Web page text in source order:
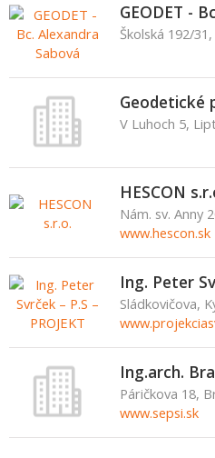
GEODET -
Školská 192/
V Luhoch 5,
HESCON
Nám. sv. Anny
www.hescon.sk
Ing. Peter
Sládkovičova,
Ing.arch.
Páričkova 18,
www.sepsi.sk